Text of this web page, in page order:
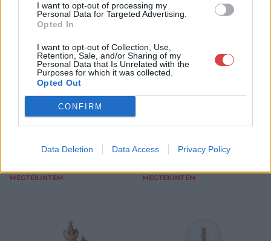
I want to opt-out of processing my
Personal Data for Targeted Advertising.
Opted In
I want to opt-out of Collection, Use,
Retention, Sale, and/or Sharing of my
Personal Data that Is Unrelated with the
Purposes for which it was collected.
Opted Out
CONFIRM
Data Deletion Data Access Privacy Policy
NÉPRAJZI TÁRGYAK
869. tétel:
magyar, 19. sz. vége, zöldes
palackban, faragott fa és
színes nyomat, m: 18,5 és 21
Kikiáltási ár:16 000Ft
Aukció időpontja: 2016-10-12
MEGTEKINTEM
NÉPRAJZI TÁRGYAK
magyar, 19. sz. második fele,
sérült, m: 18 cm
Aukció időpontja: 2016-10-12
MEGTEKINTEM